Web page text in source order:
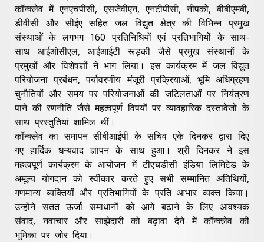
कॉन्क्लेव में एनएचपीसी, एसजेवीएन, एनटीपीसी, नीपको, बीबीएमबी,
डीवीसी और सीईए सहित जल विद्युत क्षेत्र की विभिन्न प्रमुख
संस्थाओं के लगभग 160 प्रतिनिधियों एवं प्रतिभागियों के साथ-
साथ आईओसीएल, आईआईटी रूड़की जैसे प्रमुख संस्थानों के
प्रमुखों और विशेषज्ञों ने भाग लिया। इस कार्यक्रम में जल विद्युत
परियोजना प्रबंधन, पर्यावरणीय मंजूरी प्रक्रियाओं, भूमि अधिग्रहण
चुनौतियों और समय पर परियोजनाओं की जटिलताओं पर नियंत्रण
पाने की रणनीति जैसे महत्वपूर्ण विषयों पर व्यावहारिक दस्‍तावेजो के
साथ प्रस्तुतियां शामिल थीं।
कॉन्क्लेव का समापन सीबीआईपी के सचिव एके दिनकर द्वारा दिए
गए हार्दिक धन्यवाद ज्ञापन के साथ हुआ। श्री दिनकर ने इस
महत्वपूर्ण कार्यक्रम के आयोजन में टीएचडीसी इंडिया लिमिटेड के
अमूल्य योगदान को स्वीकार करते हुए सभी सम्मानित अतिथियों,
गणमान्य व्यक्तियों और प्रतिभागियों के प्रति आभार व्यक्त किया।
उन्होंने सतत ऊर्जा समाधानों को आगे बढ़ाने के लिए आवश्यक
संवाद, नवाचार और साझेदारी को बढ़ावा देने में कॉन्क्लेव की
भूमिका पर जोर दिया।